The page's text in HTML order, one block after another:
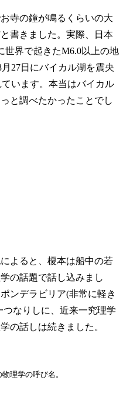
寺の鐘が鳴るくらいの大
書きました。実際、日本
世界で起きたM6.0以上の地
27日にバイカル湖を震央
います。本当はバイカル
と調べたかったことでし
よると、榎本は船中の若
の話題で話し込みまし
ンデラビリア(非常に軽き
なりしに、近来一究理学
の話しは続きました。
理学の呼び名。